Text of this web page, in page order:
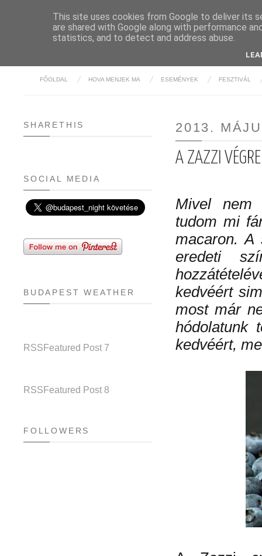
FŐOLDAL HOVA MENJEK MA ESEMÉNYEK FESZTIVÁL
2013.
A ZAZZI
Mivel nem
tudom mi
macaron. A
eredeti
kedvéért
most már
hódolatunk
kedvéért,
SHARETHIS
SOCIAL MEDIA
BUDAPEST WEATHER
RSS Featured Post 7
RSS Featured Post 8
FOLLOWERS
This site uses cookies from Google to deliver its
are shared with Google along with performance
statistics, and to detect and address abuse.